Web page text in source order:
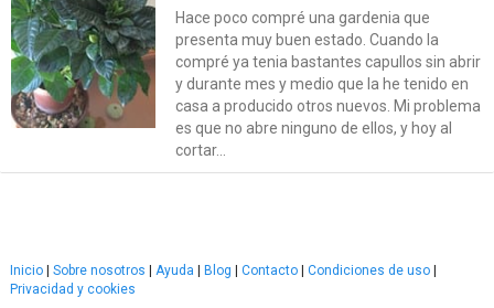
Hace poco compré una gardenia que
presenta muy buen estado. Cuando la
compré ya tenia bastantes capullos sin abrir
y durante mes y medio que la he tenido en
casa a producido otros nuevos. Mi problema
es que no abre ninguno de ellos, y hoy al
cortar...
Inicio Sobre nosotros Ayuda Blog Contacto Condiciones de uso
Privacidad y cookies